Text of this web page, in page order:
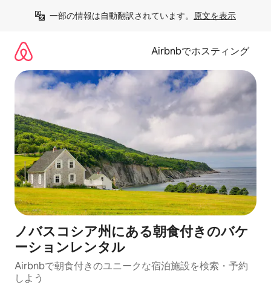
一部の情報は自動翻訳されています。 原文を表示
Airbnbでホスティング
ノバスコシア州にある朝食付きのバケ
ーションレンタル
Airbnbで朝食付きのユニークな宿泊施設を検索・予約
しよう